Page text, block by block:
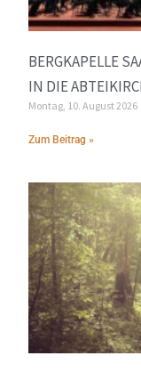
BERGKAPELLE
IN DIE
Montag, 10. August 2026
Zum Beitrag »